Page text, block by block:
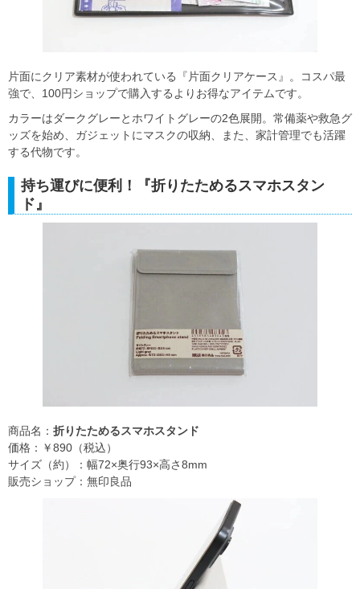
片面にクリア素材が使われている『片面クリアケース』。コスパ最
強で、100円ショップで購入するよりお得なアイテムです。
カラーはダークグレーとホワイトグレーの2色展開。常備薬や救急グ
ッズを始め、ガジェットにマスクの収納、また、家計管理でも活躍
する代物です。
持ち運びに便利！『折りたためるスマホスタン
ド』
商品名： 折りたためるスマホスタンド
価格：￥890（税込）
サイズ（約）：幅72×奥行93×高さ8mm
販売ショップ：無印良品